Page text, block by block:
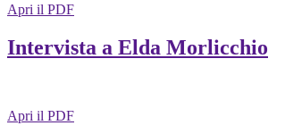
Apri il PDF
Intervista a Elda Morlicchio
Apri il PDF